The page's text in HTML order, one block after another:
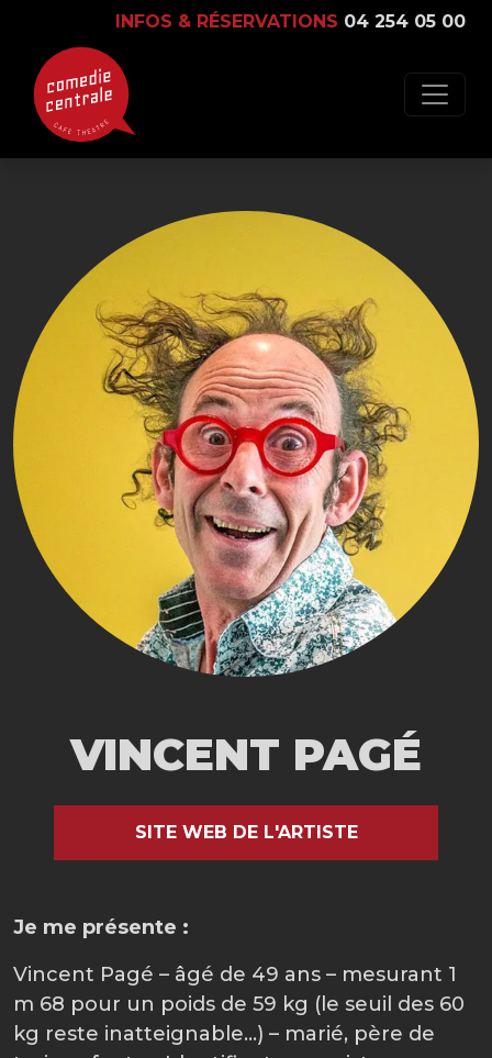
INFOS & RÉSERVATIONS 04 254 05 00
VINCENT PAGÉ
SITE WEB DE L'ARTISTE
Je me présente :
Vincent Pagé – âgé de 49 ans – mesurant 1
m 68 pour un poids de 59 kg (le seuil des 60
kg reste inatteignable...) – marié, père de